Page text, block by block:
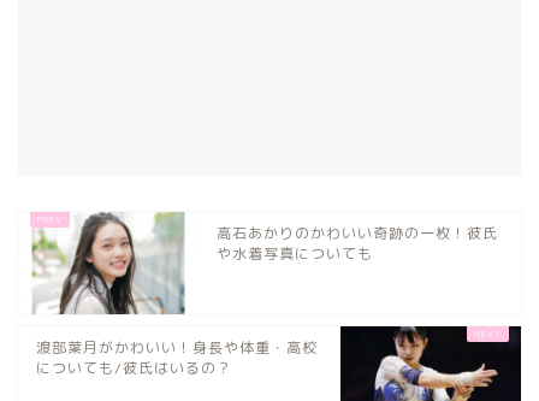
高石あかりのかわいい奇跡の一枚！彼氏
や水着写真についても
渡部葉月がかわいい！身長や体重・高校
についても/彼氏はいるの？